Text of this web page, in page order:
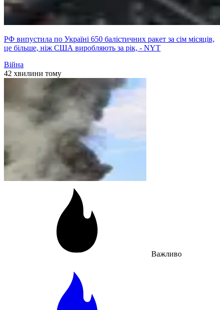
РФ випустила по Україні 650 балістичних ракет за сім місяців,
це більше, ніж США виробляють за рік, - NYT
Війна
42 хвилини тому
Важливо